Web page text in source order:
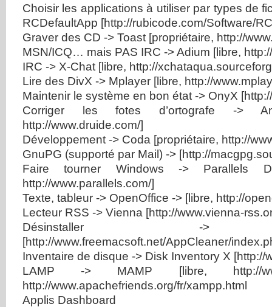
Choisir les applications à utiliser par types de
RCDefaultApp [http://rubicode.com/Software/
Graver des CD -> Toast [propriétaire, http://
MSN/ICQ… mais PAS IRC -> Adium [libre,
IRC -> X-Chat [libre, http://
Lire des DivX -> Mplayer [libre, http://
Maintenir le système en bon état -> OnyX
Corriger les fotes d’ortografe ->
http://www.druide.com/]
Développement -> Coda [propriétaire, http://
GnuPG (supporté par Mail) -> [http://
Faire tourner Windows -> Parallels
http://www.parallels.com/]
Texte, tableur -> OpenOffice -> [libre, http://
Lecteur RSS -> Vienna [http://www.vienna-
Désinstaller ->
[http://www.freemacsoft.net/AppCleaner/
Inventaire de disque -> Disk Inventory X [http://
LAMP -> MAMP [libre, http://
http://www.apachefriends.org/fr/xampp.html
Applis Dashboard